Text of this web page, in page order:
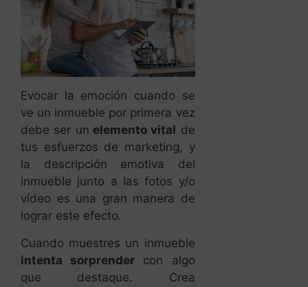
Evocar la emoción cuando se
ve un inmueble por primera vez
debe ser un elemento vital de
tus esfuerzos de marketing, y
la descripción emotiva del
inmueble junto a las fotos y/o
vídeo es una gran manera de
lograr este efecto.
Cuando muestres un inmueble
intenta sorprender con algo
que destaque. Crea